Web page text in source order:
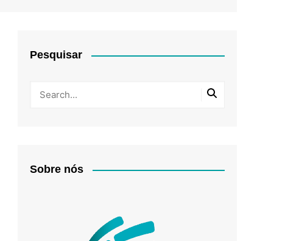
Pesquisar
Sobre nós